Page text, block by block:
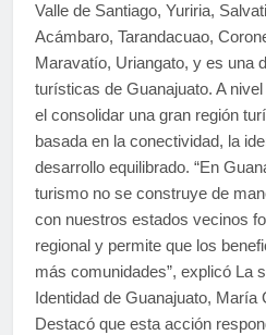
Valle de Santiago, Yuriria,
Acámbaro, Tarandacuao,
Maravatío, Uriangato, y es una
turísticas de Guanajuato. A
el consolidar una gran región
basada en la conectividad, la
desarrollo equilibrado. “En
turismo no se construye de
con nuestros estados vecinos
regional y permite que los
más comunidades”, explicó La
Identidad de Guanajuato, María
Destacó que esta acción